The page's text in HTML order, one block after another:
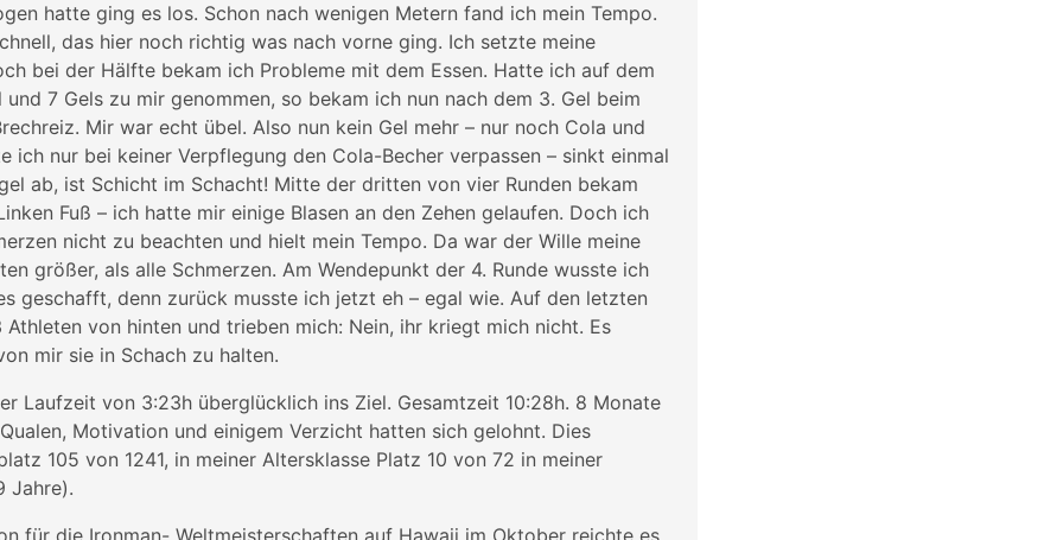
hatte ging es los. Schon nach wenigen Metern fand ich mein Tempo.
das hier noch richtig was nach vorne ging. Ich setzte meine
bei der Hälfte bekam ich Probleme mit dem Essen. Hatte ich auf dem
und 7 Gels zu mir genommen, so bekam ich nun nach dem 3. Gel beim
Mir war echt übel. Also nun kein Gel mehr – nur noch Cola und
ich nur bei keiner Verpflegung den Cola-Becher verpassen – sinkt einmal
ab, ist Schicht im Schacht! Mitte der dritten von vier Runden bekam
Fuß – ich hatte mir einige Blasen an den Zehen gelaufen. Doch ich
nicht zu beachten und hielt mein Tempo. Da war der Wille meine
größer, als alle Schmerzen. Am Wendepunkt der 4. Runde wusste ich
geschafft, denn zurück musste ich jetzt eh – egal wie. Auf den letzten
Athleten von hinten und trieben mich: Nein, ihr kriegt mich nicht. Es
mir sie in Schach zu halten.
Laufzeit von 3:23h überglücklich ins Ziel. Gesamtzeit 10:28h. 8 Monate
Motivation und einigem Verzicht hatten sich gelohnt. Dies
105 von 1241, in meiner Altersklasse Platz 10 von 72 in meiner
Jahre).
für die Ironman- Weltmeisterschaften auf Hawaii im Oktober reichte es